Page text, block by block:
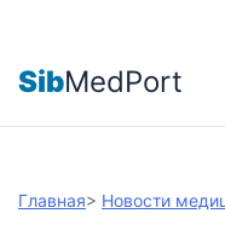
SibMedPort
Главная> Новости